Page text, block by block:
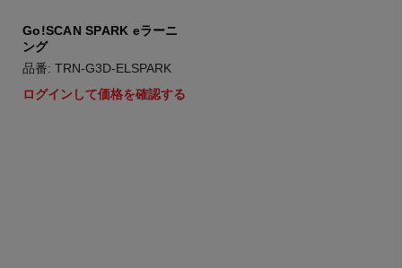
Go!SCAN SPARK eラーニ
ング
品番: TRN-G3D-ELSPARK
ログインして価格を確認する